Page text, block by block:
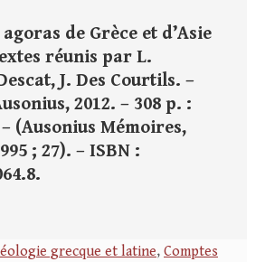
de Grèce et d’Asie
réunis par L.
J. Des Courtils. –
2012. – 308 p. :
(Ausonius Mémoires,
; 27). – ISBN :
grecque et latine, Comptes